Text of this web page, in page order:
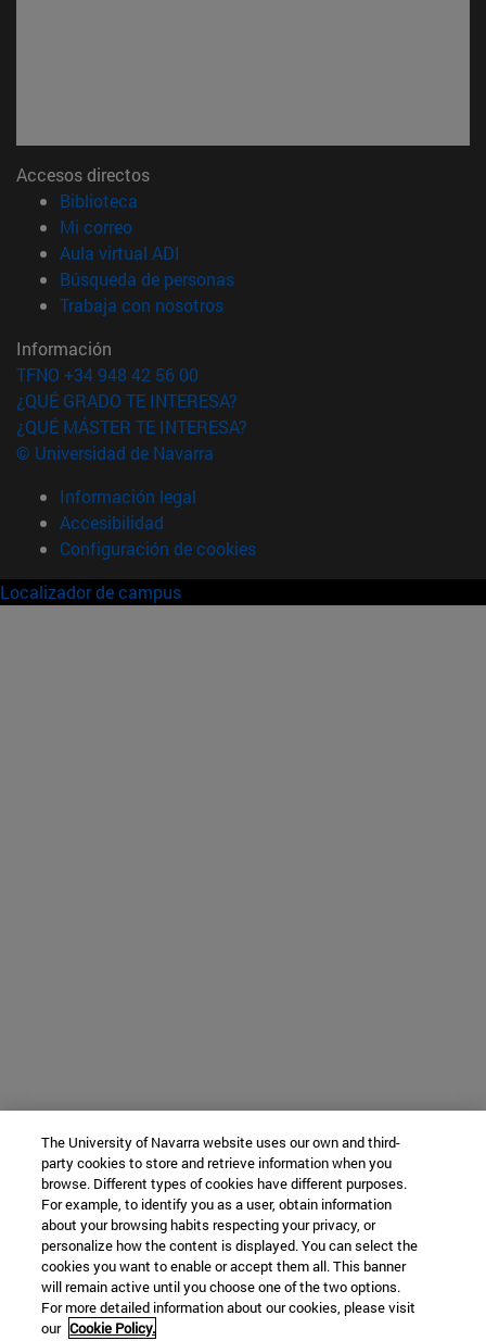
Accesos directos
Biblioteca
Mi correo(abre en nueva ventana)
Aula virtual ADI
Búsqueda de personas(abre en nueva ventana)
Trabaja con nosotros(abre en nueva ventana)
Información
TFNO +34 948 42 56 00
¿QUÉ GRADO TE INTERESA?
¿QUÉ MÁSTER TE INTERESA?
© Universidad de Navarra
Información legal
Accesibilidad
Configuración de cookies
Localizador de campus
The University of Navarra website uses our own and third-
party cookies to store and retrieve information when you
browse. Different types of cookies have different purposes.
For example, to identify you as a user, obtain information
about your browsing habits respecting your privacy, or
personalize how the content is displayed. You can select the
cookies you want to enable or accept them all. This banner
will remain active until you choose one of the two options.
For more detailed information about our cookies, please visit
our Cookie Policy.